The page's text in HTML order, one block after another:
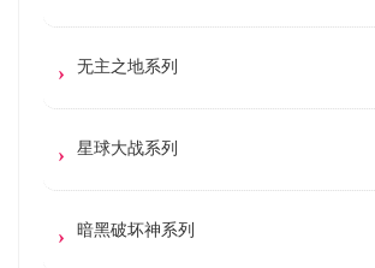
无主之地系列
星球大战系列
暗黑破坏神系列